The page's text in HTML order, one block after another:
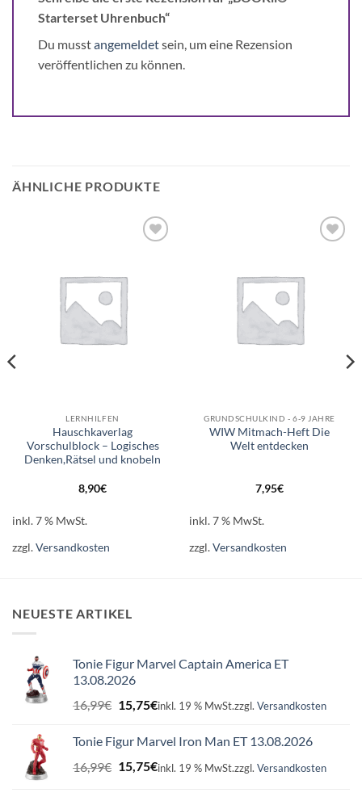
Starterset Uhrenbuch“
Du musstangemeldetsein, um eine Rezension
veröffentlichen zu können.
ÄHNLICHE PRODUKTE
LERNHILFEN
Hauschkaverlag
Vorschulblock – Logisches
Denken,Rätsel und knobeln
8,90€
inkl. 7 % MwSt.
zzgl.Versandkosten
GRUNDSCHULKIND - 6-9 JAHRE
WIW Mitmach-Heft Die
Welt entdecken
7,95€
inkl. 7 % MwSt.
zzgl.Versandkosten
NEUESTE ARTIKEL
Tonie Figur Marvel Captain America ET
13.08.2026
16,99€ Ursprünglicher
Preis
16,99€
15,75€Aktueller
15,75€.
inkl. 19 % MwSt.zzgl. Versandkosten
Tonie Figur Marvel Iron Man ET 13.08.2026
16,99€ Ursprünglicher
15,75€Aktueller
inkl. 19 % MwSt.zzgl. Versandkosten